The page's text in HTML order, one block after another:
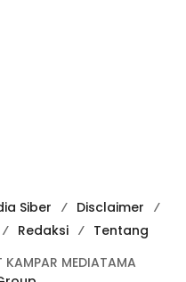
Siber
Disclaimer
Redaksi
Tentang
MEDIATAMA